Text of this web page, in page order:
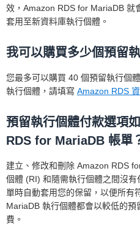
效，Amazon RDS for MariaDB 就
套用至新資料庫執行個體。
我可以購買多少個預留
您最多可以購買 40 個預留執行個
執行個體，請填寫 Amazon RDS
預留執行個體付款選項
RDS for MariaDB 帳單
建立、修改和刪除 Amazon RDS
個體 (RI) 和隨需執行個體之間沒
單時自動套用您的保留，以便所有
MariaDB 執行個體都會以較低的
費。